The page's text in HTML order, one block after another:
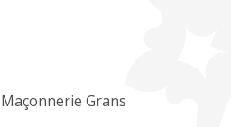
Maçonnerie Grans